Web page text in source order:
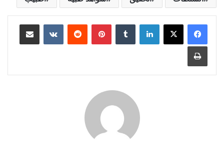
لينكدإن بينتيريست مشاركة عبر البريد
طباعة